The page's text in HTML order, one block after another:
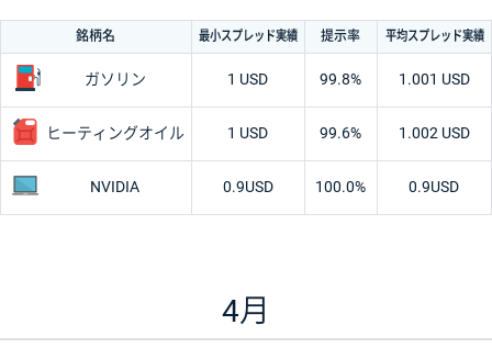
銘柄名 最小スプレッド実績 提示率 平均スプレッド実績
ガソリン 1 USD 99.8% 1.001 USD
ヒーティングオイル 1 USD 99.6% 1.002 USD
NVIDIA 0.9USD 100.0% 0.9USD
4月